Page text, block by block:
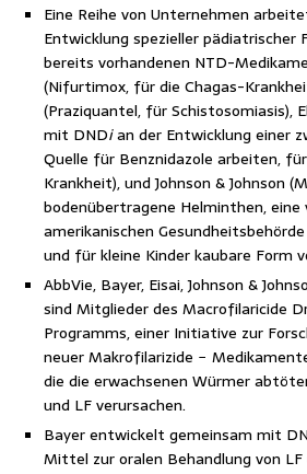
Eine Reihe von Unternehmen
Entwicklung spezieller pädiatrischer
bereits vorhandenen NTD-
(Nifurtimox, für die Chagas-
(Praziquantel, für Schistosomiasis),
mit DNDian der Entwicklung einer
Quelle für Benznidazole arbeiten,
Krankheit), und Johnson & Johnson
bodenübertragene Helminthen, eine
amerikanischen
und für kleine Kinder kaubare Form
AbbVie, Bayer, Eisai, Johnson &
sind Mitglieder des Macrofilaricide
Programms, einer Initiative zur
neuer Makrofilarizide −
die die erwachsenen Würmer
und LF verursachen.
Bayer entwickelt gemeinsam mit
Mittel zur oralen Behandlung von LF